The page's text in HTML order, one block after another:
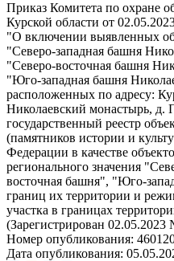
Приказ Комитета по охране
Курской области от
"О включении выявленных
"Северо-западная башня
"Северо-восточная башня
"Юго-западная башня
расположенных по адресу:
Николаевский монастырь, д.
государственный реестр
(памятников истории и
Федерации в качестве
регионального значения
восточная башня", "Юго-
границ их территории и
участка в границах
(Зарегистрирован
Номер опубликования:
Дата опубликования: